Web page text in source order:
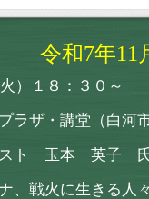
令和7年11
）１８：３０～
ラザ・講堂（白河
スト 玉本 英子
、戦火に生きる人